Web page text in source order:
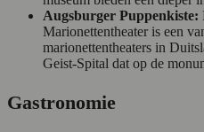
Augsburger Puppenkiste:
Marionettentheater is een
marionettentheaters in
Geist-Spital dat op de
Gastronomie